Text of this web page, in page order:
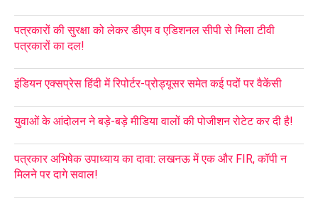
पत्रकारों की सुरक्षा को लेकर डीएम व एडिशनल सीपी से मिला टीवी
पत्रकारों का दल!
इंडियन एक्सप्रेस हिंदी में रिपोर्टर-प्रोड्यूसर समेत कई पदों पर वैकेंसी
युवाओं के आंदोलन ने बड़े-बड़े मीडिया वालों की पोजीशन रोटेट कर दी है!
पत्रकार अभिषेक उपाध्याय का दावा: लखनऊ में एक और FIR, कॉपी न
मिलने पर दागे सवाल!